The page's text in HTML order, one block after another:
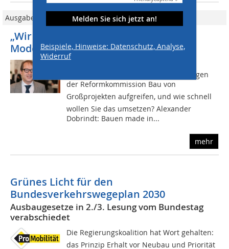
Melden Sie sich jetzt an!
Beispiele, Hinweise: Datenschutz, Analyse,
Widerruf
Ausgabe 02/2016
„Wir geben Deutschland einen
Modernisierungsschub“
Bundesregierung von den Empfehlungen
der Reformkommission Bau von
Großprojekten aufgreifen, und wie schnell
wollen Sie das umsetzen? Alexander
Dobrindt: Bauen made in...
mehr
Grünes Licht für den
Bundesverkehrswegeplan 2030
Ausbaugesetze in 2./3. Lesung vom Bundestag
verabschiedet
Die Regierungskoalition hat Wort gehalten:
das Prinzip Erhalt vor Neubau und Priorität